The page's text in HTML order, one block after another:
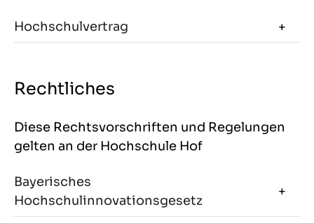
Hochschulvertrag
Rechtliches
Diese Rechtsvorschriften und Regelungen
gelten an der Hochschule Hof
Bayerisches
Hochschulinnovationsgesetz